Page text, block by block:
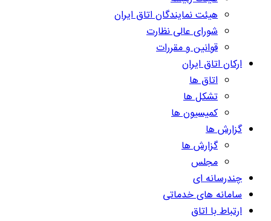
هیئت نمایندگان اتاق ایران
شورای عالی نظارت
قوانین و مقررات
ارکان اتاق ایران
اتاق ها
تشکل ها
کمیسیون ها
گزارش ها
گزارش ها
مجلس
چندرسانه ای
سامانه های خدماتی
ارتباط با اتاق